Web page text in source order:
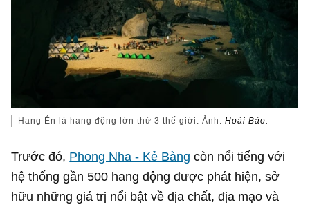
Hang Én là hang động lớn thứ 3 thế giới. Ảnh: Hoài Bảo.
Trước đó, Phong Nha - Kẻ Bàng còn nổi tiếng với
hệ thống gần 500 hang động được phát hiện, sở
hữu những giá trị nổi bật về địa chất, địa mạo và